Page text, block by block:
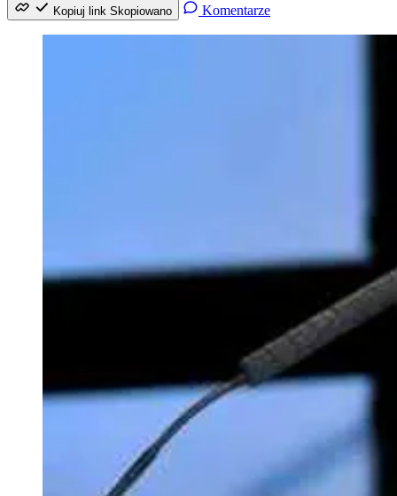
Kopiuj link Skopiowano Komentarze